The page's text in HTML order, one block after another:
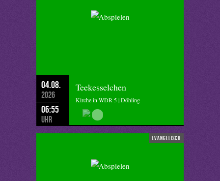
04.08.
2026
06:55
Uhr
Teekesselchen
Kirche in WDR 5 | Döhling
evangelisch